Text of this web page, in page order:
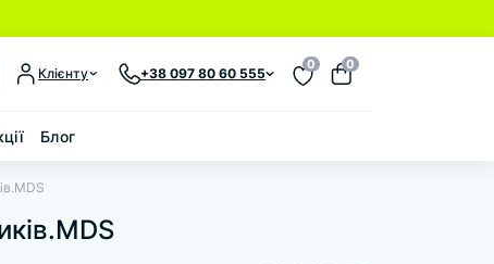
Клієнту +38 097 80 60 555
0 0
Блог